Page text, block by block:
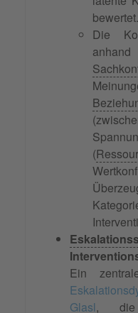
bewertet.
Die
(
Ein
Glasl, die